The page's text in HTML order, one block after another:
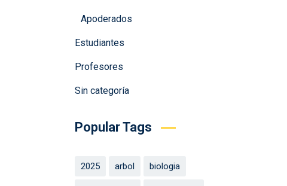
Apoderados
Estudiantes
Profesores
Sin categoría
Popular Tags
2025 arbol biologia